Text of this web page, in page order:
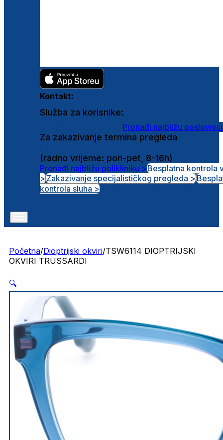
Kontakt:
Služba za korisnike:
Pronađi najbližu
Za zakazivanje termina pregleda
(radno vrijeme: pon-pet, 8-16h)
Pronađi najbližu polikliniku >Besplatna kontrola
>Zakazivanje specijalističkog pregleda >
kontrola sluha >
Početna/Dioptrijski okviri/TSW6114 DIOPTRIJSKI
OKVIRI TRUSSARDI
🔍